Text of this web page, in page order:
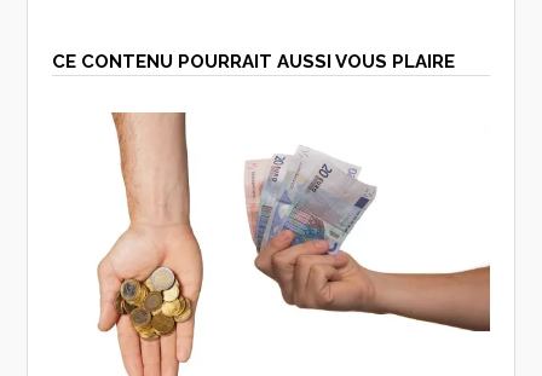
CE CONTENU POURRAIT AUSSI VOUS PLAIRE